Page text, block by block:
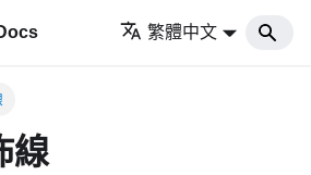
繁體中文
線